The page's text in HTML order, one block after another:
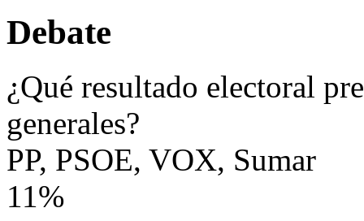
Debate
¿Qué resultado electoral
generales?
PP, PSOE, VOX, Sumar
11%